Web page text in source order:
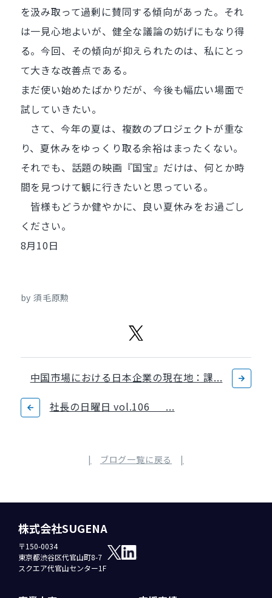
を汲み取って過剰に賛同する傾向があった。それ
は一見心地よいが、健全な議論の妨げにもなり得
る。今回、その傾向が抑えられたのは、私にとっ
て大きな改善点である。
まだ使い始めたばかりだが、今後も幅広い場面で
試していきたい。
さて、今年の夏は、複数のプロジェクトが重な
り、夏休みをゆっくり取る余裕はまったくない。
それでも、話題の映画『国宝』だけは、何とか時
間を見つけて観に行きたいと思っている。
皆様もどうか健やかに、良い夏休みをお過ごし
ください。
8月10日
by 須毛原勲
中国市場における日本企業の現在地：課...
社長の日曜日 vol.106 ...
ブログ一覧に戻る
株式会社SUGENA
〒150-0034
東京都渋谷区代官山町8-7
スクエア代官山センター1F